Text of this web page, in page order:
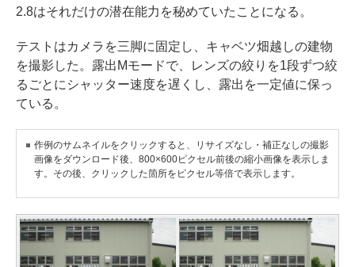
2.8はそれだけの潜在能力を秘めていたことになる。
テストはカメラを三脚に固定し、キャベツ畑越しの建物
を撮影した。露出Mモードで、レンズの絞りを1段ずつ絞
るごとにシャッター速度を遅くし、露出を一定値に保っ
ている。
作例のサムネイルをクリックすると、リサイズなし・補正なしの撮影
画像をダウンロード後、800×600ピクセル前後の縮小画像を表示しま
す。その後、クリックした箇所をピクセル等倍で表示します。